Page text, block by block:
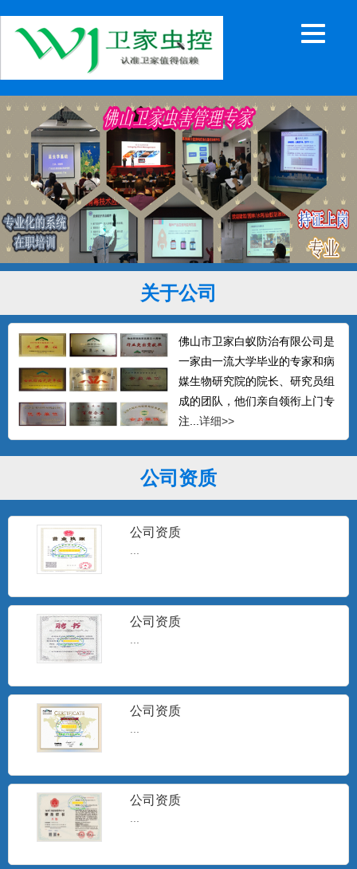
关于公司
佛山市卫家白蚁防治有限公司是
一家由一流大学毕业的专家和病
媒生物研究院的院长、研究员组
成的团队，他们亲自领衔上门专
注... 详细>>
公司资质
公司资质
公司资质
公司资质
公司资质